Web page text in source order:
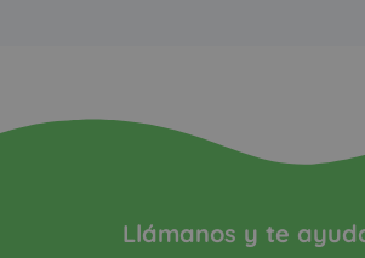
Llámanos y te